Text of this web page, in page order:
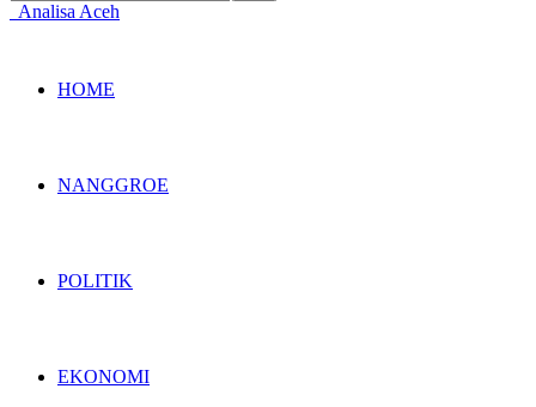
Analisa Aceh
HOME
NANGGROE
POLITIK
EKONOMI